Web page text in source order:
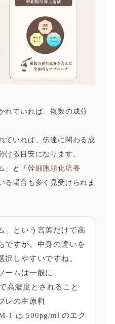
れていれば、複数の成分
ていれば、伝達に関わる成
ける目安になります。
」 と
「幹細胞順化培養
る場合も多く見受けられま
」という言葉だけで高
ですが、中身の違いを
択しやすいですね。
ームは一般に
高濃度とされること
レの主原料
1 は 500pg/ml のエク